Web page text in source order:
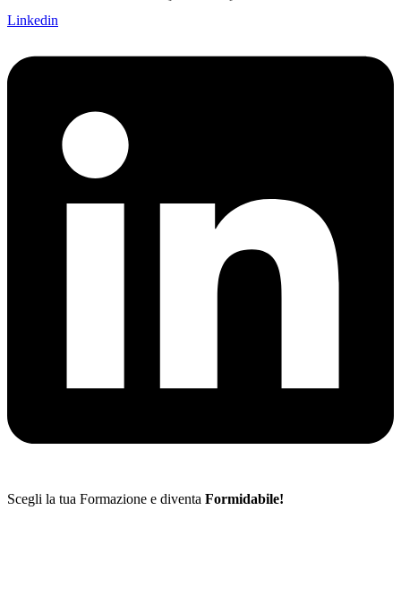
Linkedin
Scegli la tua Formazione e diventa Formidabile!